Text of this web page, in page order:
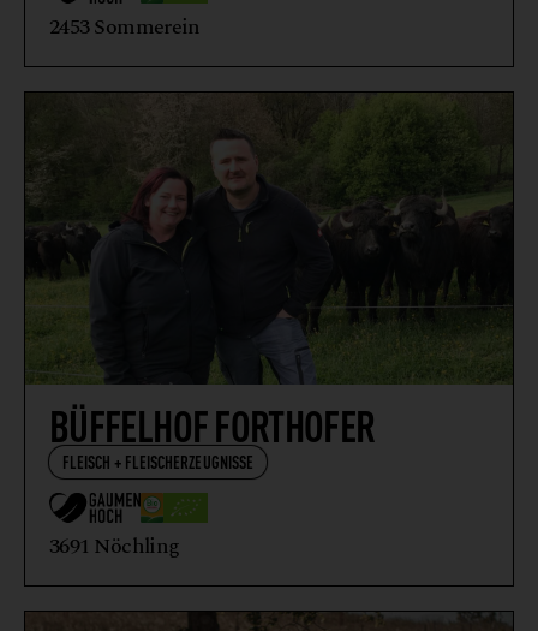
2453 Sommerein
BÜFFELHOF FORTHOFER
FLEISCH + FLEISCHERZEUGNISSE
3691 Nöchling